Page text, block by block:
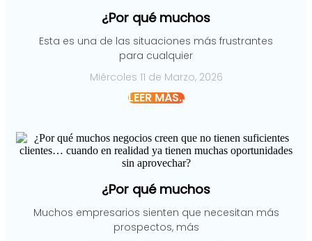
¿Por qué muchos
Esta es una de las situaciones más frustrantes
para cualquier
Miércoles 11 de Marzo, 2026
LEER MÁS..
¿Por qué muchos
Muchos empresarios sienten que necesitan más
prospectos, más